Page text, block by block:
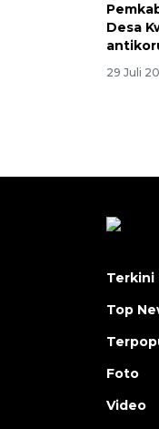
Desa
29 Juli
Terkini
Top
Foto
Video